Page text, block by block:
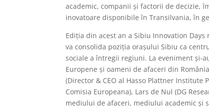
academic, companii și factorii de decizie,
inovatoare disponibile în Transilvania, în
Ediția din acest an a Sibiu Innovation
va consolida poziția orașului Sibiu ca
sociale a întregii regiuni. La eveniment și-
Europene și oameni de afaceri din
(Director & CEO al Hasso Plattner Institute
Comisia Europeana), Lars de Nul (DG
mediului de afaceri, mediului academic și